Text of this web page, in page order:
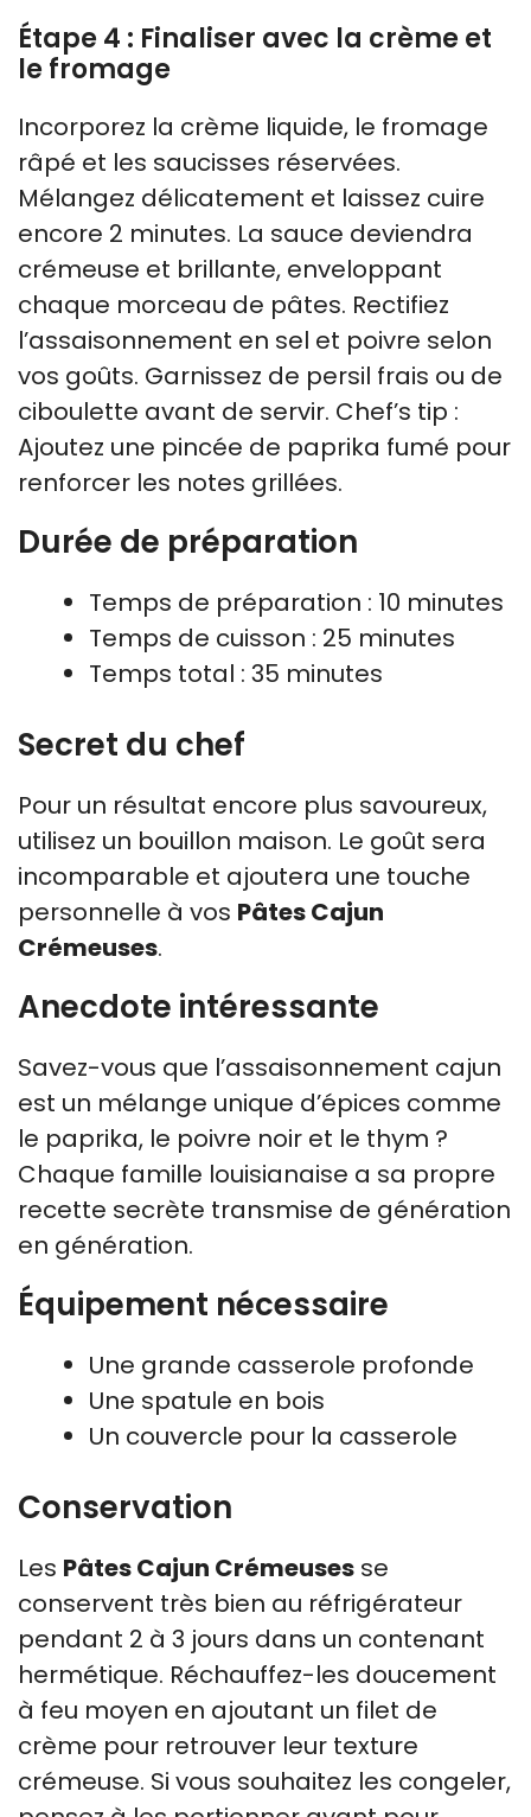
Étape 4 : Finaliser avec la crème et
le fromage
Incorporez la crème liquide, le fromage
râpé et les saucisses réservées.
Mélangez délicatement et laissez cuire
encore 2 minutes. La sauce deviendra
crémeuse et brillante, enveloppant
chaque morceau de pâtes. Rectifiez
l’assaisonnement en sel et poivre selon
vos goûts. Garnissez de persil frais ou de
ciboulette avant de servir. Chef’s tip :
Ajoutez une pincée de paprika fumé pour
renforcer les notes grillées.
Durée de préparation
Temps de préparation : 10 minutes
Temps de cuisson : 25 minutes
Temps total : 35 minutes
Secret du chef
Pour un résultat encore plus savoureux,
utilisez un bouillon maison. Le goût sera
incomparable et ajoutera une touche
personnelle à vos Pâtes Cajun
Crémeuses.
Anecdote intéressante
Savez-vous que l’assaisonnement cajun
est un mélange unique d’épices comme
le paprika, le poivre noir et le thym ?
Chaque famille louisianaise a sa propre
recette secrète transmise de génération
en génération.
Équipement nécessaire
Une grande casserole profonde
Une spatule en bois
Un couvercle pour la casserole
Conservation
Les Pâtes Cajun Crémeuses se
conservent très bien au réfrigérateur
pendant 2 à 3 jours dans un contenant
hermétique. Réchauffez-les doucement
à feu moyen en ajoutant un filet de
crème pour retrouver leur texture
crémeuse. Si vous souhaitez les congeler,